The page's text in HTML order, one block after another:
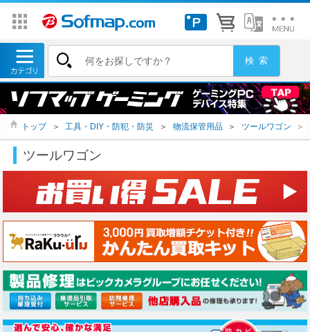
トップ ＞ 工具・DIY・防犯・防災 ＞ 物流保管用品 ＞ ツールワゴン ＞
ツールワゴン